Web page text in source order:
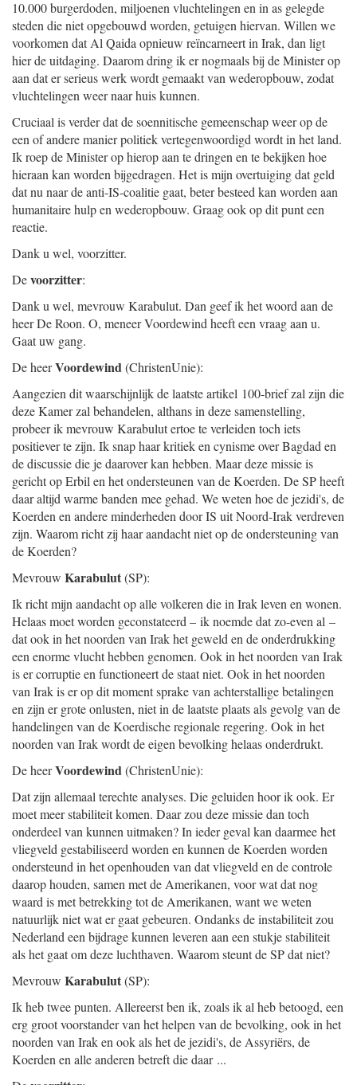
10.000 burgerdoden, miljoenen vluchtelingen en in as gelegde
steden die niet opgebouwd worden, getuigen hiervan. Willen we
voorkomen dat Al Qaida opnieuw reïncarneert in Irak, dan ligt
hier de uitdaging. Daarom dring ik er nogmaals bij de Minister op
aan dat er serieus werk wordt gemaakt van wederopbouw, zodat
vluchtelingen weer naar huis kunnen.
Cruciaal is verder dat de soennitische gemeenschap weer op de
een of andere manier politiek vertegenwoordigd wordt in het land.
Ik roep de Minister op hierop aan te dringen en te bekijken hoe
hieraan kan worden bijgedragen. Het is mijn overtuiging dat geld
dat nu naar de anti-IS-coalitie gaat, beter besteed kan worden aan
humanitaire hulp en wederopbouw. Graag ook op dit punt een
reactie.
Dank u wel, voorzitter.
Devoorzitter:
Dank u wel, mevrouw Karabulut. Dan geef ik het woord aan de
heer De Roon. O, meneer Voordewind heeft een vraag aan u.
Gaat uw gang.
De heerVoordewind(ChristenUnie):
Aangezien dit waarschijnlijk de laatste artikel 100-brief zal zijn die
deze Kamer zal behandelen, althans in deze samenstelling,
probeer ik mevrouw Karabulut ertoe te verleiden toch iets
positiever te zijn. Ik snap haar kritiek en cynisme over Bagdad en
de discussie die je daarover kan hebben. Maar deze missie is
gericht op Erbil en het ondersteunen van de Koerden. De SP heeft
daar altijd warme banden mee gehad. We weten hoe de jezidi's, de
Koerden en andere minderheden door IS uit Noord-Irak verdreven
zijn. Waarom richt zij haar aandacht niet op de ondersteuning van
de Koerden?
Mevrouw Karabulut(SP):
Ik richt mijn aandacht op alle volkeren die in Irak leven en wonen.
Helaas moet worden geconstateerd – ik noemde dat zo-even al –
dat ook in het noorden van Irak het geweld en de onderdrukking
een enorme vlucht hebben genomen. Ook in het noorden van Irak
is er corruptie en functioneert de staat niet. Ook in het noorden
van Irak is er op dit moment sprake van achterstallige betalingen
en zijn er grote onlusten, niet in de laatste plaats als gevolg van de
handelingen van de Koerdische regionale regering. Ook in het
noorden van Irak wordt de eigen bevolking helaas onderdrukt.
De heerVoordewind(ChristenUnie):
Dat zijn allemaal terechte analyses. Die geluiden hoor ik ook. Er
moet meer stabiliteit komen. Daar zou deze missie dan toch
onderdeel van kunnen uitmaken? In ieder geval kan daarmee het
vliegveld gestabiliseerd worden en kunnen de Koerden worden
ondersteund in het openhouden van dat vliegveld en de controle
daarop houden, samen met de Amerikanen, voor wat dat nog
waard is met betrekking tot de Amerikanen, want we weten
natuurlijk niet wat er gaat gebeuren. Ondanks de instabiliteit zou
Nederland een bijdrage kunnen leveren aan een stukje stabiliteit
als het gaat om deze luchthaven. Waarom steunt de SP dat niet?
Mevrouw Karabulut(SP):
Ik heb twee punten. Allereerst ben ik, zoals ik al heb betoogd, een
erg groot voorstander van het helpen van de bevolking, ook in het
noorden van Irak en ook als het de jezidi's, de Assyriërs, de
Koerden en alle anderen betreft die daar ...